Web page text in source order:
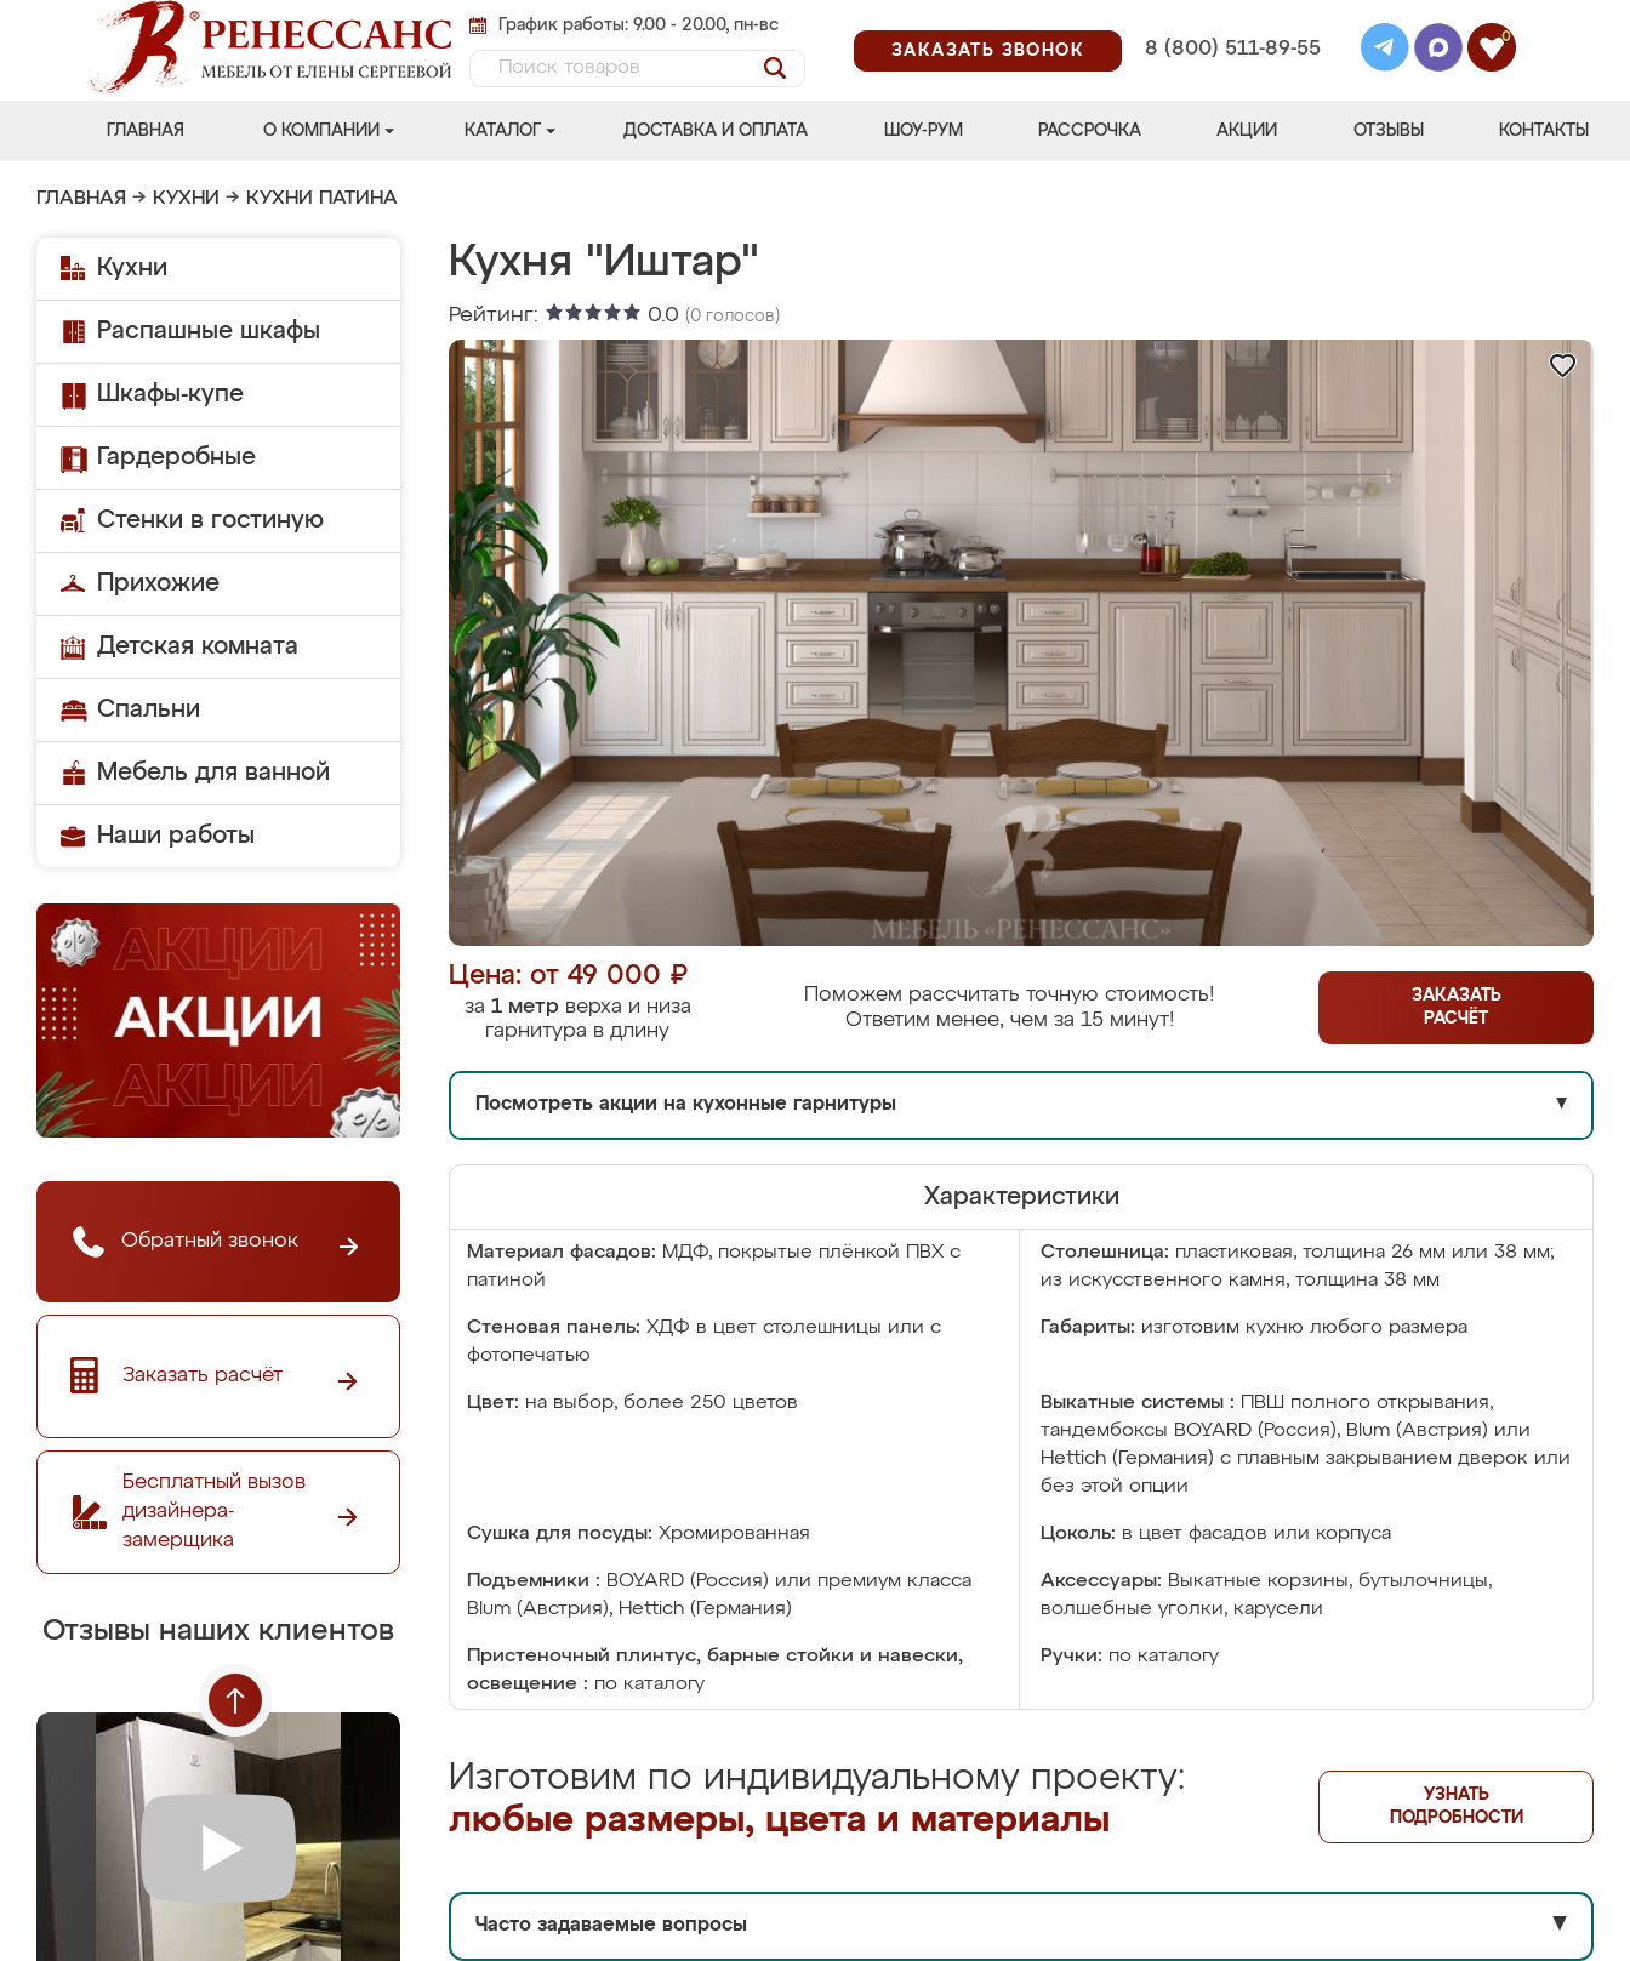
График работы: 9.00 - 20.00, пн-вс
ЗАКАЗАТЬ ЗВОНОК
8 (800) 511-89-55
0
ГЛАВНАЯ О КОМПАНИИ КАТАЛОГ ДОСТАВКА И ОПЛАТА ШОУ-РУМ РАССРОЧКА АКЦИИ ОТЗЫВЫ КОНТАКТЫ
ГЛАВНАЯ → КУХНИ → КУХНИ ПАТИНА
Кухни
Распашные шкафы
Шкафы-купе
Гардеробные
Стенки в гостиную
Прихожие
Детская комната
Спальни
Мебель для ванной
Наши работы
Обратный звонок
Заказать расчёт
Бесплатный вызов
дизайнера-
замерщика
Отзывы наших клиентов
Кухня "Иштар"
Рейтинг: 0.0 (0 голосов)
Цена: от 49 000 ₽
за 1 метрверха и низа
гарнитура в длину
Поможем рассчитать точную стоимость!
Ответим менее, чем за 15 минут!
ЗАКАЗАТЬ
РАСЧЁТ
Посмотреть акции на кухонные гарнитуры ▼
Характеристики
Материал фасадов: МДФ, покрытые плёнкой ПВХ с
патиной
Столешница: пластиковая, толщина 26 мм или 38 мм;
из искусственного камня, толщина 38 мм
Стеновая панель: ХДФ в цвет столешницы или с
фотопечатью
Габариты: изготовим кухню любого размера
Цвет: на выбор, более 250 цветов Выкатные системы :
ПВШ полного открывания,
тандембоксы BOYARD (Россия), Blum (Австрия) или
Hettich (Германия) с плавным закрыванием дверок или
без этой опции
Сушка для посуды: Хромированная Цоколь: в цвет фасадов или корпуса
Подъемники : BOYARD (Россия) или премиум класса
Blum (Австрия), Hettich (Германия)
Аксессуары: Выкатные корзины, бутылочницы,
волшебные уголки, карусели
Пристеночный плинтус, барные стойки и навески,
освещение : по каталогу
Ручки: по каталогу
Изготовим по индивидуальному проекту:
любые размеры, цвета и материалы
УЗНАТЬ
ПОДРОБНОСТИ
Часто задаваемые вопросы ▼